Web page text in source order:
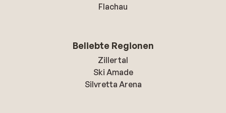
Flachau
Beliebte Regionen
Zillertal
Ski Amade
Silvretta Arena